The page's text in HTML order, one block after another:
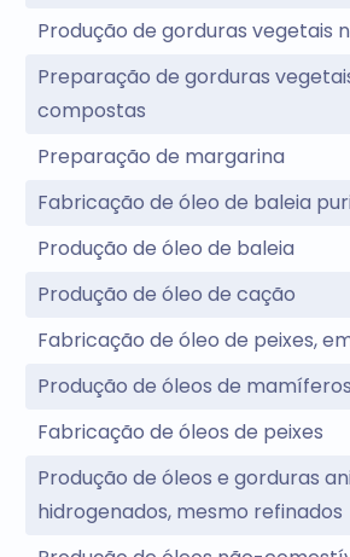
Produção de gorduras vegetais
Preparação de gorduras
compostas
Preparação de margarina
Fabricação de óleo de baleia
Produção de óleo de baleia
Produção de óleo de cação
Fabricação de óleo de peixes,
Produção de óleos de
Fabricação de óleos de peixes
Produção de óleos e gorduras
hidrogenados, mesmo refinados